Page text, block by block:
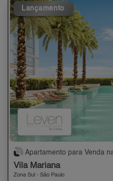
Lançamento
Apartamento para Venda na Vila
Vila Mariana
Zona Sul - São Paulo